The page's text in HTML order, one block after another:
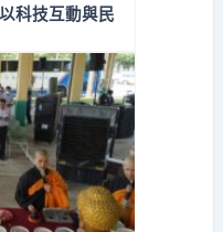
科技互動與民